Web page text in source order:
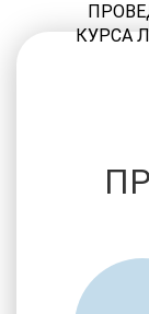
КУРСА